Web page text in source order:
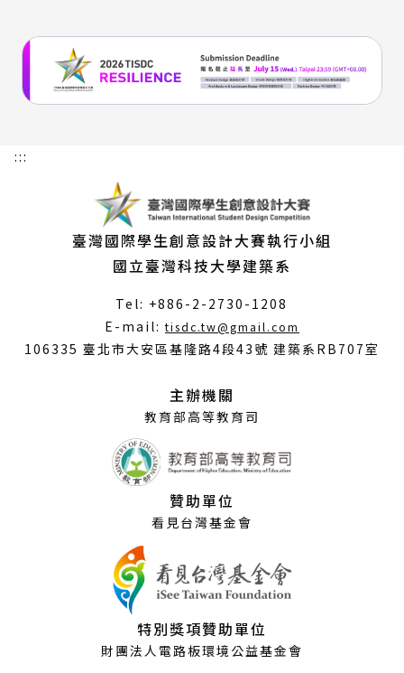
:::
臺灣國際學生創意設計大賽執行小組
國立臺灣科技大學建築系
Tel: +886-2-2730-1208
E-mail:tisdc.tw@gmail.com
開
106335 臺北市大安區基隆路4段43號 建築系RB707室
主辦機關
教育部高等教育司
贊助單位
看見台灣基金會
特別獎項贊助單位
財團法人電路板環境公益基金會